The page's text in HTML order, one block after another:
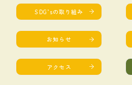
SDG’sの取り組み
お知らせ
アクセス